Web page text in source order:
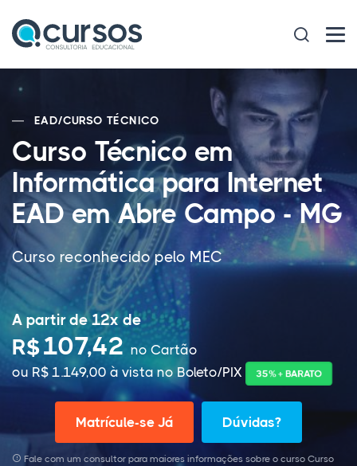
EAD/CURSO TÉCNICO
Curso Técnico em
Informática para Internet
EAD em Abre Campo - MG
Curso reconhecido pelo MEC
A partir de 12x de
R$107,42 no Cartão
ou R$ 1.149,00 à vista no Boleto/PIX
35% + BARATO
Matrícule-se Já Dúvidas?
Fale com um consultor para maiores informações sobre o curso Curso